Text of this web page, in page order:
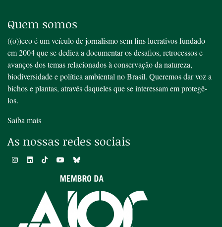
Quem somos
((o))eco é um veículo de jornalismo sem fins lucrativos fundado
em 2004 que se dedica a documentar os desafios, retrocessos e
avanços dos temas relacionados à conservação da natureza,
biodiversidade e política ambiental no Brasil. Queremos dar voz a
bichos e plantas, através daqueles que se interessam em protegê-
los.
Saiba mais
As nossas redes sociais